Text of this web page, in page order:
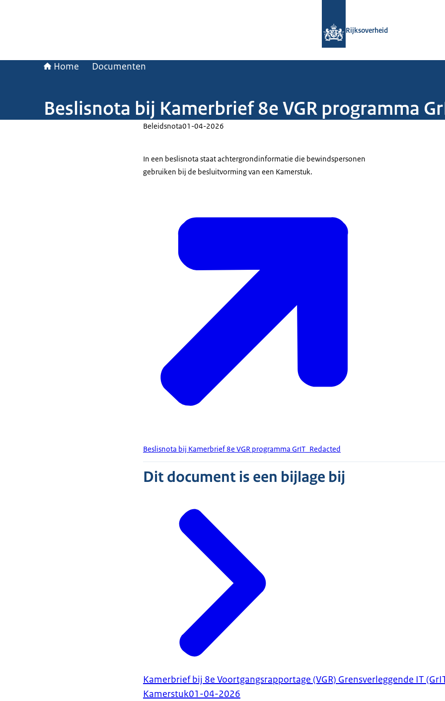
Rijksoverheid
Home Documenten
Beslisnota bij Kamerbrief 8e VGR programma
Beleidsnota01-04-2026
In een beslisnota staat achtergrondinformatie die bewindspersonen
gebruiken bij de besluitvorming van een Kamerstuk.
Beslisnota bij Kamerbrief 8e VGR programma GrIT_Redacted
Dit document is een bijlage bij
Kamerbrief bij 8e Voortgangsrapportage (VGR) Grensverleggende IT
Kamerstuk01-04-2026